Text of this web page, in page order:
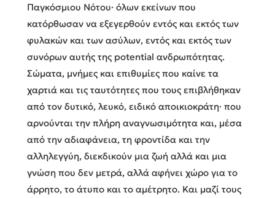
Παγκόσμιου Νότου· όλων εκείνων που
κατόρθωσαν να εξεγερθούν εντός και εκτός των
φυλακών και των ασύλων, εντός και εκτός των
συνόρων αυτής της potential ανδρωπότητας.
Σώματα, μνήμες και επιθυμίες που καίνε τα
χαρτιά και τις ταυτότητες που τους επιβλήθηκαν
από τον δυτικό, λευκό, ειδικό αποικιοκράτη· που
αρνούνται την πλήρη αναγνωσιμότητα και, μέσα
από την αδιαφάνεια, τη φροντίδα και την
αλληλεγγύη, διεκδικούν μια ζωή αλλά και μια
γνώση που δεν μετρά, αλλά αφήνει χώρο για το
άρρητο, το άτυπο και το αμέτρητο. Και μαζί τους